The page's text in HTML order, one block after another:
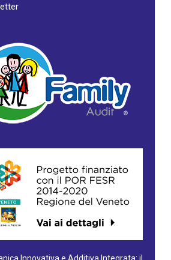
Innovativa e Additiva Integrata: il